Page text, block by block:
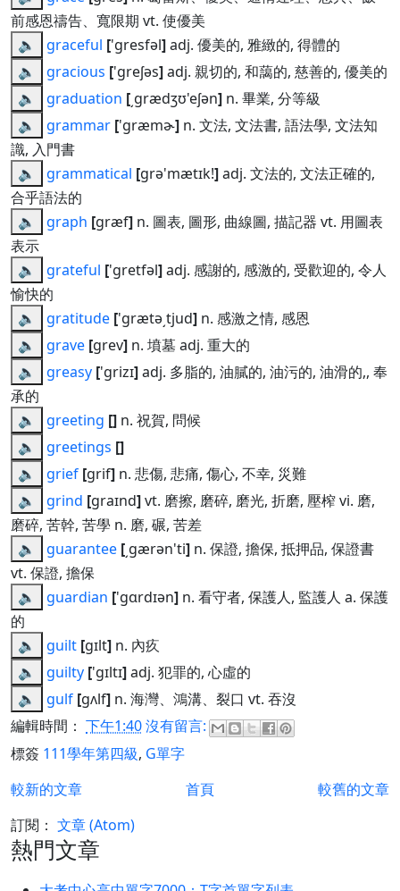
前感恩禱告、寬限期 vt. 使優美
🔈
graceful ['gresfəl]adj. 優美的, 雅緻的, 得體的
🔈
gracious ['greʃəs]adj. 親切的, 和藹的, 慈善的, 優美的
🔈
graduation [ ͵grædʒʊ'eʃən] n. 畢業, 分等級
🔈
grammar ['græmɚ] n. 文法, 文法書, 語法學, 文法知
識, 入門書
🔈
grammatical [grə'mætɪk!]adj. 文法的, 文法正確的,
合乎語法的
🔈
graph [græf] n. 圖表, 圖形, 曲線圖, 描記器 vt. 用圖表
表示
🔈
grateful ['gretfəl]adj. 感謝的, 感激的, 受歡迎的, 令人
愉快的
🔈
gratitude ['grætə͵tjud] n. 感激之情, 感恩
🔈
grave [grev] n. 墳墓 adj. 重大的
🔈
greasy ['grizɪ]adj. 多脂的, 油膩的, 油污的, 油滑的,, 奉
承的
🔈
greeting [] n. 祝賀, 問候
🔈
greetings []
🔈
grief [grif] n. 悲傷, 悲痛, 傷心, 不幸, 災難
🔈
grind [graɪnd]vt. 磨擦, 磨碎, 磨光, 折磨, 壓榨 vi. 磨,
磨碎, 苦幹, 苦學 n. 磨, 碾, 苦差
🔈
guarantee [ ͵gærən'ti] n. 保證, 擔保, 抵押品, 保證書
vt. 保證, 擔保
🔈
guardian ['gɑrdɪən] n. 看守者, 保護人, 監護人 a. 保護
的
🔈
guilt [gɪlt] n. 內疚
🔈
guilty ['gɪltɪ]adj. 犯罪的, 心虛的
🔈
gulf [gʌlf] n. 海灣、鴻溝、裂口 vt. 吞沒
編輯時間： 下午1:40沒有留言:
標簽 111學年第四級, G單字
較新的文章
較舊的文章
首頁
訂閱： 文章 (Atom)
熱門文章